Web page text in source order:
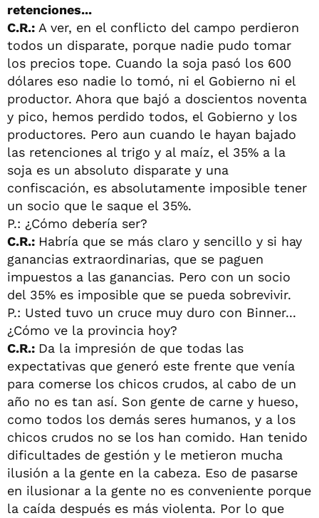
retenciones...
C.R.: A ver, en el conflicto del campo perdieron
todos un disparate, porque nadie pudo tomar
los precios tope. Cuando la soja pasó los 600
dólares eso nadie lo tomó, ni el Gobierno ni el
productor. Ahora que bajó a doscientos noventa
y pico, hemos perdido todos, el Gobierno y los
productores. Pero aun cuando le hayan bajado
las retenciones al trigo y al maíz, el 35% a la
soja es un absoluto disparate y una
confiscación, es absolutamente imposible tener
un socio que le saque el 35%.
P.: ¿Cómo debería ser?
C.R.: Habría que se más claro y sencillo y si hay
ganancias extraordinarias, que se paguen
impuestos a las ganancias. Pero con un socio
del 35% es imposible que se pueda sobrevivir.
P.: Usted tuvo un cruce muy duro con Binner...
¿Cómo ve la provincia hoy?
C.R.: Da la impresión de que todas las
expectativas que generó este frente que venía
para comerse los chicos crudos, al cabo de un
año no es tan así. Son gente de carne y hueso,
como todos los demás seres humanos, y a los
chicos crudos no se los han comido. Han tenido
dificultades de gestión y le metieron mucha
ilusión a la gente en la cabeza. Eso de pasarse
en ilusionar a la gente no es conveniente porque
la caída después es más violenta. Por lo que